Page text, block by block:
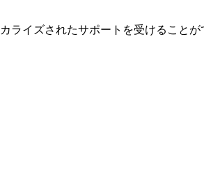
イズされたサポートを受けることが